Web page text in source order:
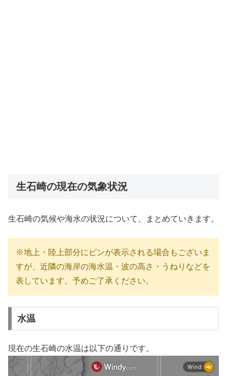
生石崎の現在の気象状況
生石崎の気候や海水の状況について、まとめていきます。
※地上・陸上部分にピンが表示される場合もございま
すが、近隣の海岸の海水温・波の高さ・うねりなどを
表しています。予めご了承ください。
水温
現在の生石崎の水温は以下の通りです。